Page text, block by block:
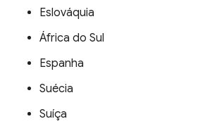
Eslováquia
África do Sul
Espanha
Suécia
Suíça